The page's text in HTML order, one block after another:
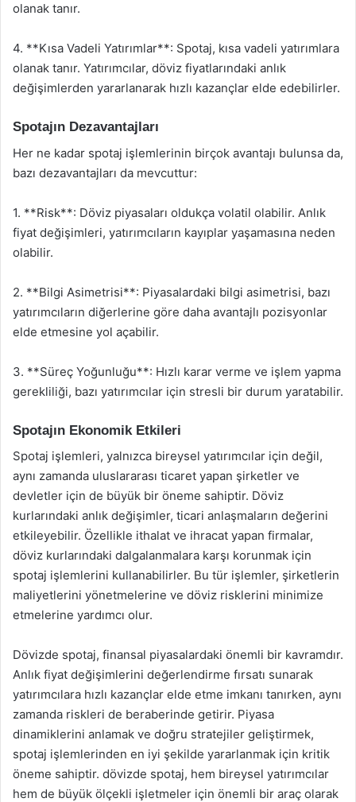
olanak tanır.
4. **Kısa Vadeli Yatırımlar**: Spotaj, kısa vadeli yatırımlara
olanak tanır. Yatırımcılar, döviz fiyatlarındaki anlık
değişimlerden yararlanarak hızlı kazançlar elde edebilirler.
Spotajın Dezavantajları
Her ne kadar spotaj işlemlerinin birçok avantajı bulunsa da,
bazı dezavantajları da mevcuttur:
1. **Risk**: Döviz piyasaları oldukça volatil olabilir. Anlık
fiyat değişimleri, yatırımcıların kayıplar yaşamasına neden
olabilir.
2. **Bilgi Asimetrisi**: Piyasalardaki bilgi asimetrisi, bazı
yatırımcıların diğerlerine göre daha avantajlı pozisyonlar
elde etmesine yol açabilir.
3. **Süreç Yoğunluğu**: Hızlı karar verme ve işlem yapma
gerekliliği, bazı yatırımcılar için stresli bir durum yaratabilir.
Spotajın Ekonomik Etkileri
Spotaj işlemleri, yalnızca bireysel yatırımcılar için değil,
aynı zamanda uluslararası ticaret yapan şirketler ve
devletler için de büyük bir öneme sahiptir. Döviz
kurlarındaki anlık değişimler, ticari anlaşmaların değerini
etkileyebilir. Özellikle ithalat ve ihracat yapan firmalar,
döviz kurlarındaki dalgalanmalara karşı korunmak için
spotaj işlemlerini kullanabilirler. Bu tür işlemler, şirketlerin
maliyetlerini yönetmelerine ve döviz risklerini minimize
etmelerine yardımcı olur.
Dövizde spotaj, finansal piyasalardaki önemli bir kavramdır.
Anlık fiyat değişimlerini değerlendirme fırsatı sunarak
yatırımcılara hızlı kazançlar elde etme imkanı tanırken, aynı
zamanda riskleri de beraberinde getirir. Piyasa
dinamiklerini anlamak ve doğru stratejiler geliştirmek,
spotaj işlemlerinden en iyi şekilde yararlanmak için kritik
öneme sahiptir. dövizde spotaj, hem bireysel yatırımcılar
hem de büyük ölçekli işletmeler için önemli bir araç olarak